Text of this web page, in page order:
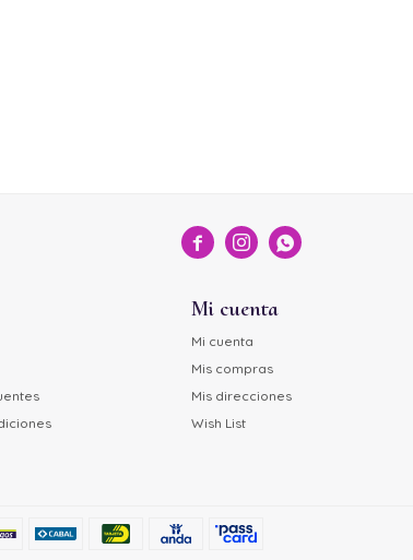
  
Mi cuenta
Mi cuenta
Mis compras
Mis direcciones
Wish List